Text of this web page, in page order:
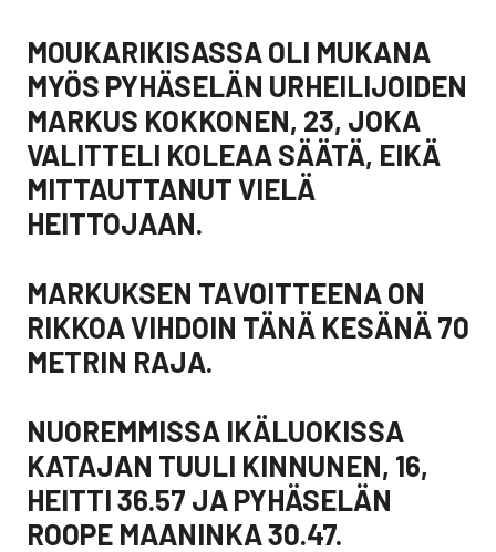
MOUKARIKISASSA OLI MUKANA
MYÖS PYHÄSELÄN URHEILIJOIDEN
MARKUS KOKKONEN, 23, JOKA
VALITTELI KOLEAA SÄÄTÄ, EIKÄ
MITTAUTTANUT VIELÄ
HEITTOJAAN.
MARKUKSEN TAVOITTEENA ON
RIKKOA VIHDOIN TÄNÄ KESÄNÄ 70
METRIN RAJA.
NUOREMMISSA IKÄLUOKISSA
KATAJAN TUULI KINNUNEN, 16,
HEITTI 36.57 JA PYHÄSELÄN
ROOPE MAANINKA 30.47.